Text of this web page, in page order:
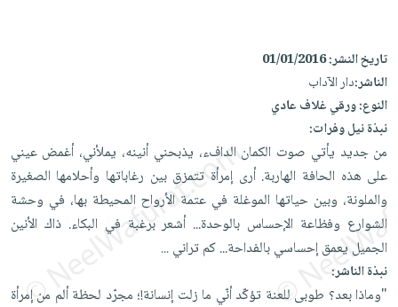
على
Android
تحميل
iKitab
على
Apple
على
Apple
جوائز
العناية
الشخصية
العناية
وتصفيف
الشعر
العناية
بالجسم
العناية
بالأسنان
الحمية
والسفرة
جديد
الكل
أواني
الطهي
أدوات
الخبز
أدوات
المائدة
متجر
الهدايا
أقسام
الأكثر
مبيعاً
العودة
شحن
مجاني
بنود
تاريخ النشر:01/01/2016
الناشر:دار الآداب
النوع:ورقي غلاف عادي
نبذة نيل وفرات:
من جديد يأتي صوت الكمان الدافء، يذبحني أنينه، يملأني، أغمض عيني
على هذه الحافة الهاربة. أرى إمرأة تتمزق بين رغاباتها وأحلامها الصغيرة
والملونة، وبين حياتها الموغلة في عتمة الأرواح المحيطة بها، في وحشة
الشوارع وفظاعة الإحساس بالوحدة... أشعر برغبة في البكاء. ذاك الأنين
الجميل يعمق إحساسي بالفداحة... كم تراني...
نبذة الناشر:
"وماذا بعد؟ طوبى للعنة تؤكّد أنّي ما زلت إنسانة!؛ مجرّد لحظة ألم من إمرأة